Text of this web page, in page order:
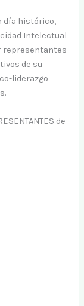
día histórico,
Intelectual
representantes
de su
liderazgo
de